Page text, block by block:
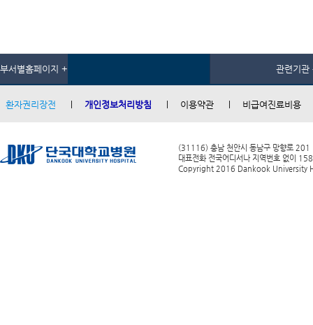
부서별홈페이지 + 관련기관
환자권리장전 개인정보처리방침 이용약관 비급여진료비용
(31116) 충남 천안시 동남구 망향로 201
대표전화 전국어디서나 지역번호 없이
Copyright 2016 Dankook University